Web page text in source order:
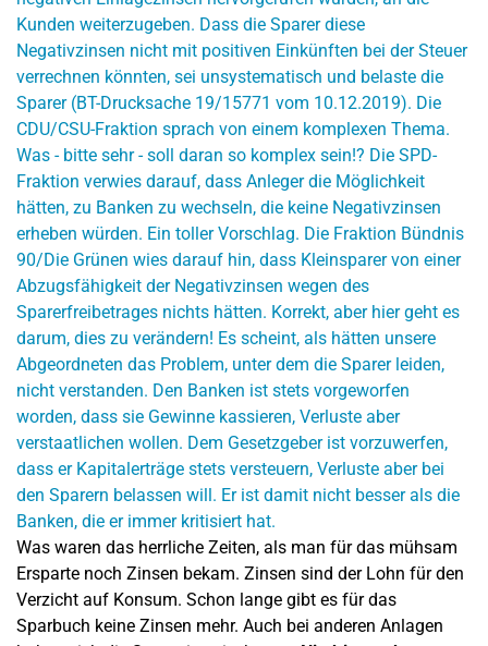
Was waren das herrliche Zeiten, als man für das mühsam
Ersparte noch Zinsen bekam. Zinsen sind der Lohn für den
Verzicht auf Konsum. Schon lange gibt es für das
Sparbuch keine Zinsen mehr. Auch bei anderen Anlagen